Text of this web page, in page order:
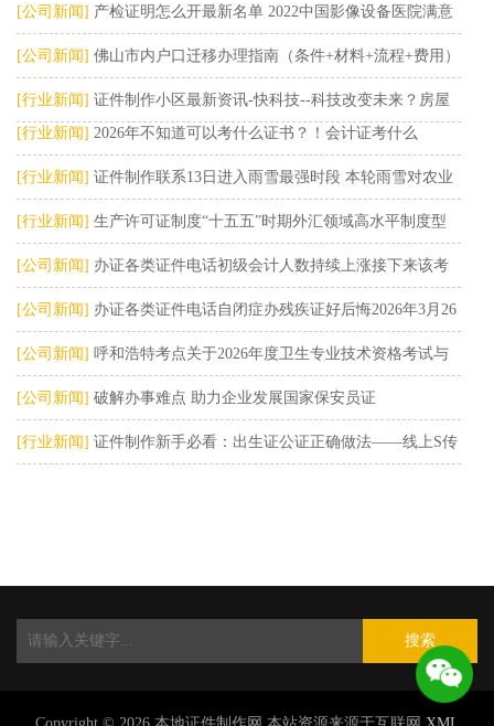
[公司新闻] 产检证明怎么开最新名单 2022中国影像设备医院满意
度Top
[公司新闻] 佛山市内户口迁移办理指南（条件+材料+流程+费用）
广东省房地
[行业新闻] 证件制作小区最新资讯-快科技--科技改变未来？房屋
产权证图片
[行业新闻] 2026年不知道可以考什么证书？！会计证考什么
[行业新闻] 证件制作联系13日进入雨雪最强时段 本轮雨雪对农业
生产有哪些
[行业新闻] 生产许可证制度“十五五”时期外汇领域高水平制度型
开放将深入推
[公司新闻] 办证各类证件电话初级会计人数持续上涨接下来该考
虑另一本高含金
[公司新闻] 办证各类证件电话自闭症办残疾证好后悔2026年3月26
日
[公司新闻] 呼和浩特考点关于2026年度卫生专业技术资格考试与
护士执业资
[公司新闻] 破解办事难点 助力企业发展国家保安员证
[行业新闻] 证件制作新手必看：出生证公证正确做法——线上S传
搜索